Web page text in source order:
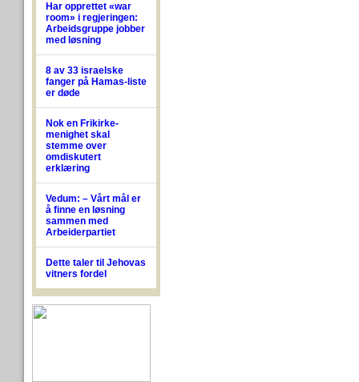
Har opprettet «war
room» i regjeringen:
Arbeidsgruppe jobber
med løsning
8 av 33 israelske
fanger på Hamas-liste
er døde
Nok en Frikirke-
menighet skal
stemme over
omdiskutert
erklæring
Vedum: – Vårt mål er
å finne en løsning
sammen med
Arbeiderpartiet
Dette taler til Jehovas
vitners fordel